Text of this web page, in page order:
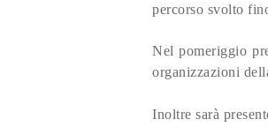
percorso svolto
Nel pomeriggio
organizzazioni
Inoltre sarà